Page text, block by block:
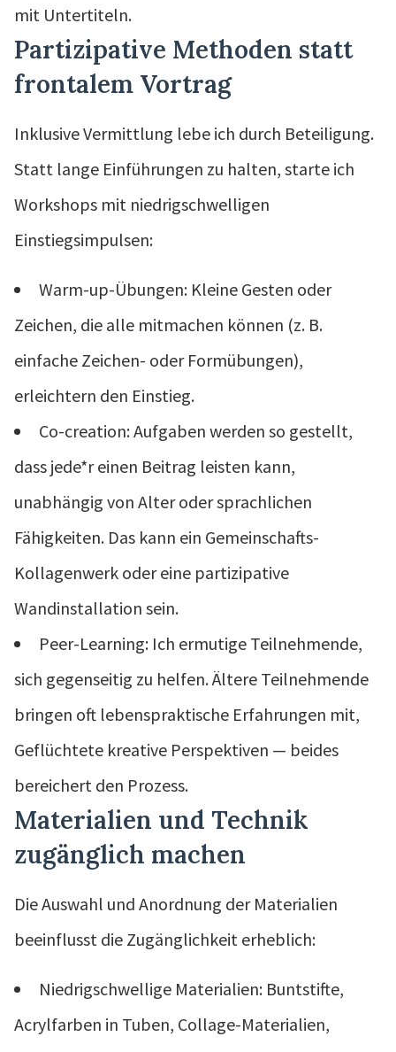
mit Untertiteln.
Partizipative Methoden statt
frontalem Vortrag
Inklusive Vermittlung lebe ich durch Beteiligung.
Statt lange Einführungen zu halten, starte ich
Workshops mit niedrigschwelligen
Einstiegsimpulsen:
Warm-up-Übungen: Kleine Gesten oder
Zeichen, die alle mitmachen können (z. B.
einfache Zeichen- oder Formübungen),
erleichtern den Einstieg.
Co-creation: Aufgaben werden so gestellt,
dass jede*r einen Beitrag leisten kann,
unabhängig von Alter oder sprachlichen
Fähigkeiten. Das kann ein Gemeinschafts-
Kollagenwerk oder eine partizipative
Wandinstallation sein.
Peer-Learning: Ich ermutige Teilnehmende,
sich gegenseitig zu helfen. Ältere Teilnehmende
bringen oft lebenspraktische Erfahrungen mit,
Geflüchtete kreative Perspektiven — beides
bereichert den Prozess.
Materialien und Technik
zugänglich machen
Die Auswahl und Anordnung der Materialien
beeinflusst die Zugänglichkeit erheblich:
Niedrigschwellige Materialien: Buntstifte,
Acrylfarben in Tuben, Collage-Materialien,